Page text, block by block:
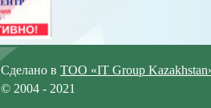
Сделано в ТОО «IT Group
© 2004 - 2021